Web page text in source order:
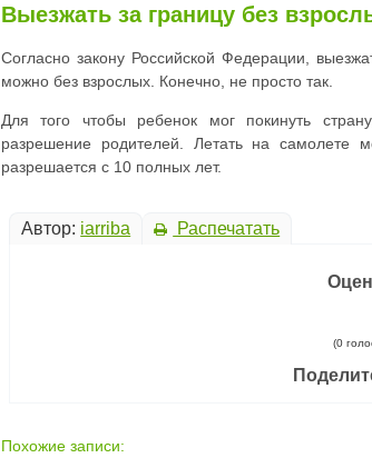
Выезжать за границу без
Согласно закону Российской Федерации,
можно без взрослых. Конечно, не просто так.
Для того чтобы ребенок мог покинуть
разрешение родителей. Летать на
разрешается с 10 полных лет.
Автор: iarriba Распечатать
(0
Похожие записи: